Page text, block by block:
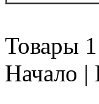
Товары
Начало |